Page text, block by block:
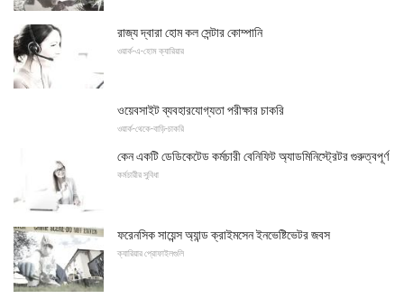
রাজ্য দ্বারা হোম কল সেন্টার কোম্পানি
ওয়ার্ক-এ-হোম ক্যারিয়ার
ওয়েবসাইট ব্যবহারযোগ্যতা পরীক্ষার চাকরি
ওয়ার্ক-থেকে-বাড়ি-চাকরি
কেন একটি ডেডিকেটেড কর্মচারী বেনিফিট অ্যাডমিনিস্ট্রেটর গুরুত্বপূর্ণ
কর্মচারীর সুবিধা
ফরেনসিক সায়েন্স অ্যান্ড ক্রাইমসেন ইনভেষ্টিভেটর জবস
ক্যারিয়ার প্রোফাইলগুলি